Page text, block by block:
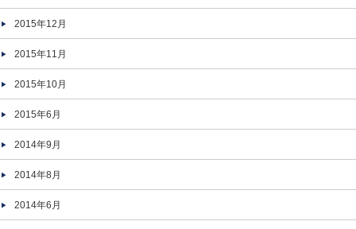
2015年12月
2015年11月
2015年10月
2015年6月
2014年9月
2014年8月
2014年6月